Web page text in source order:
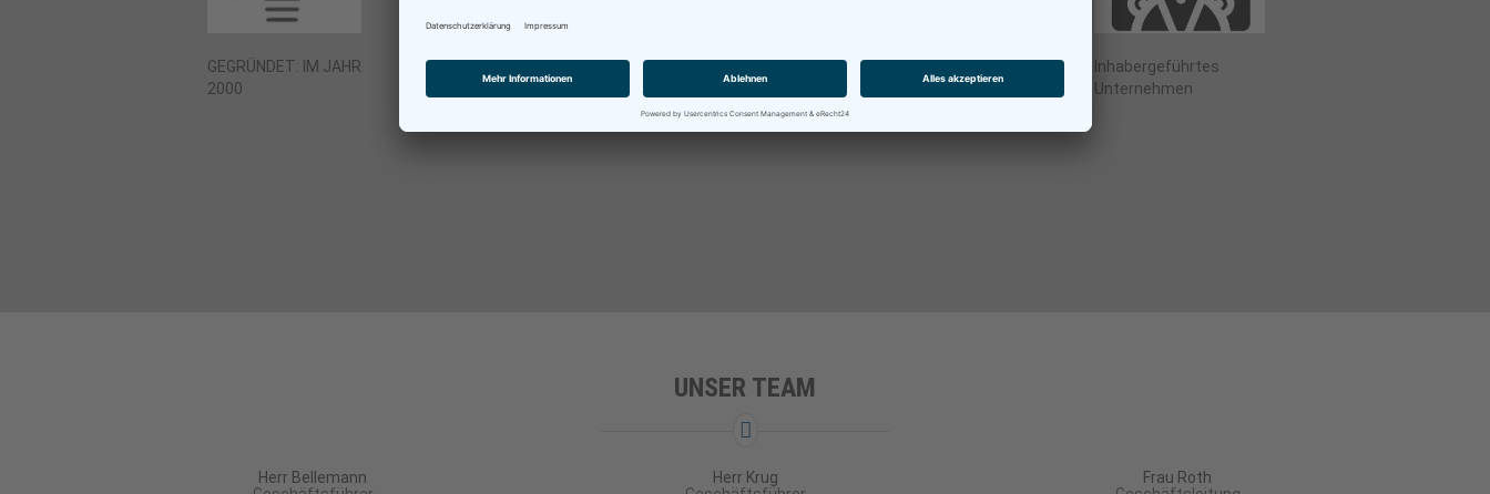
GEGRÜNDET: IM JAHR
2000
Arbeitskleidung und
Inhabergeführtes
Unternehmen
UNSER TEAM
Herr Bellemann
Herr Krug
Frau Roth